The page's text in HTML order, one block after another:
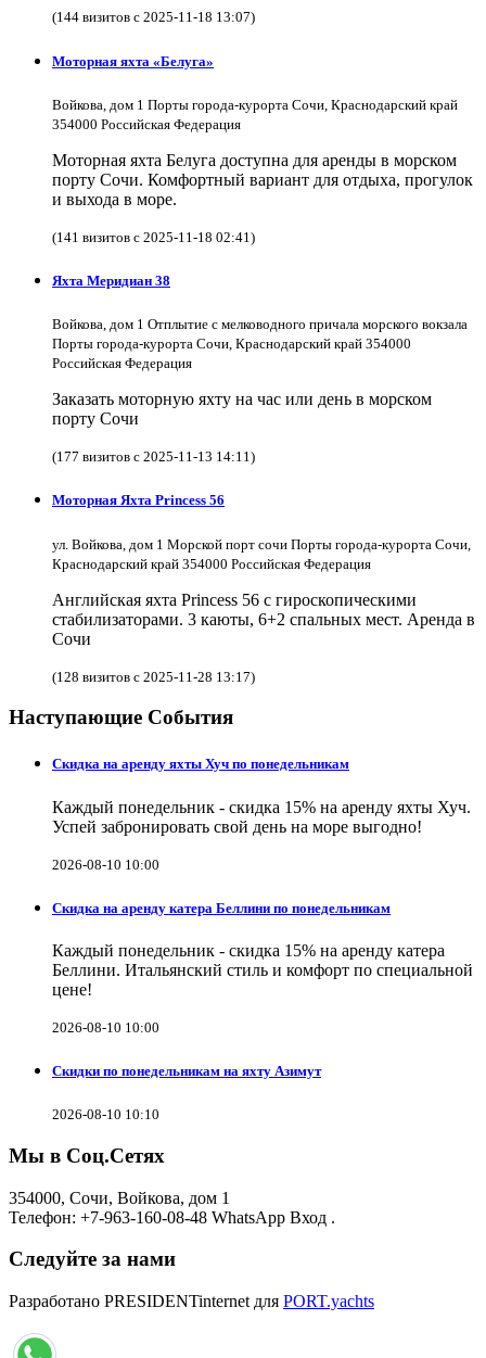
(144 визитов с 2025-11-18 13:07)
Моторная яхта «Белуга»
Войкова, дом 1 Порты города-курорта Сочи, Краснодарский край
354000 Российская Федерация
Моторная яхта Белуга доступна для аренды в морском
порту Сочи. Комфортный вариант для отдыха, прогулок
и выхода в море.
(141 визитов с 2025-11-18 02:41)
Яхта Меридиан 38
Войкова, дом 1 Отплытие с мелководного причала морского вокзала
Порты города-курорта Сочи, Краснодарский край 354000
Российская Федерация
Заказать моторную яхту на час или день в морском
порту Сочи
(177 визитов с 2025-11-13 14:11)
Моторная Яхта Princess 56
ул. Войкова, дом 1 Морской порт сочи Порты города-курорта Сочи,
Краснодарский край 354000 Российская Федерация
Английская яхта Princess 56 с гироскопическими
стабилизаторами. 3 каюты, 6+2 спальных мест. Аренда в
Сочи
(128 визитов с 2025-11-28 13:17)
Наступающие События
Скидка на аренду яхты Хуч по понедельникам
Каждый понедельник - скидка 15% на аренду яхты Хуч.
Успей забронировать свой день на море выгодно!
2026-08-10 10:00
Скидка на аренду катера Беллини по понедельникам
Каждый понедельник - скидка 15% на аренду катера
Беллини. Итальянский стиль и комфорт по специальной
цене!
2026-08-10 10:00
Скидки по понедельникам на яхту Азимут
2026-08-10 10:10
Мы в Соц.Сетях
354000, Сочи, Войкова, дом 1
Телефон: +7-963-160-08-48 WhatsApp Вход .
Следуйте за нами
Разработано PRESIDENTinternet для PORT.yachts